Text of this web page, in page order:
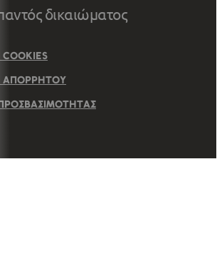
δικαιώματος
ΑΠΟΡΡΉΤΟΥ